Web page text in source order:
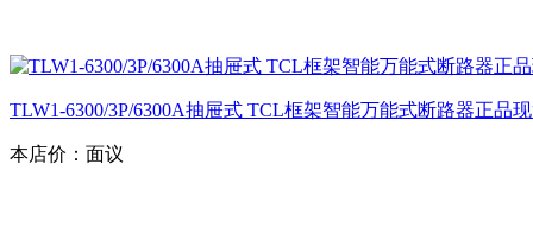
TLW1-6300/3P/6300A抽屉式 TCL框架智能万能式断路器正品
本店价： 面议